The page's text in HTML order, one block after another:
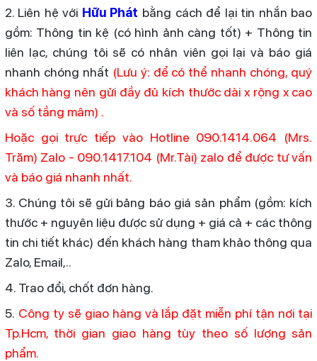
2. Liên hệ với Hữu Phát bằng cách để lại tin nhắn bao
gồm: Thông tin kệ (có hình ảnh càng tốt) + Thông tin
liên lạc, chúng tôi sẽ có nhân viên gọi lại và báo giá
nhanh chóng nhất (Lưu ý: để có thể nhanh chóng, quý
khách hàng nên gửi đầy đủ kích thước dài x rộng x cao
và số tầng mâm) .
Hoặc gọi trực tiếp vào Hotline 090.1414.064 (Mrs.
Trăm) Zalo - 090.1417.104 (Mr.Tài) zalo để được tư vấn
và báo giá nhanh nhất.
3. Chúng tôi sẽ gửi bảng báo giá sản phẩm (gồm: kích
thước + nguyên liệu được sử dụng + giá cả + các thông
tin chi tiết khác) đến khách hàng tham khảo thông qua
Zalo, Email,..
4. Trao đổi, chốt đơn hàng.
5. Công ty sẽ giao hàng và lắp đặt miễn phí tận nơi tại
Tp.Hcm, thời gian giao hàng tùy theo số lượng sản
phẩm.